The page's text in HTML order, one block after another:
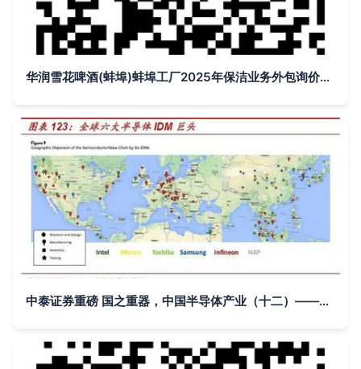
华润雪花啤酒(蚌埠)蚌埠工厂2025年保洁业务外包询价公告
中泰证券重磅 国之重器，中国半导体产业（十二）——晶圆代工与IDM的云端突围